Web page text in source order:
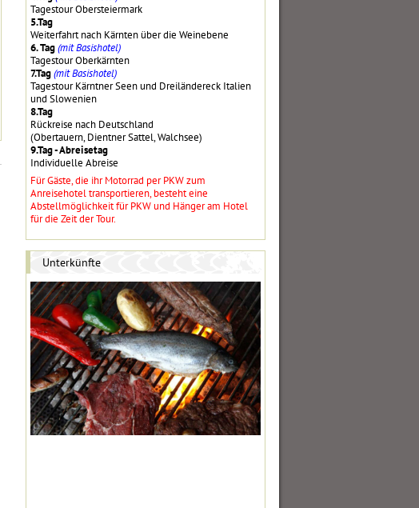
Tagestour Obersteiermark
5.Tag
Weiterfahrt nach Kärnten über die Weinebene
6. Tag(mit Basishotel)
Tagestour Oberkärnten
7.Tag(mit Basishotel)
Tagestour Kärntner Seen und Dreiländereck Italien
und Slowenien
8.Tag
Rückreise nach Deutschland
(Obertauern, Dientner Sattel, Walchsee)
9.Tag - Abreisetag
Individuelle Abreise
Für Gäste, die ihr Motorrad per PKW zum
Anreisehotel transportieren, besteht eine
Abstellmöglichkeit für PKW und Hänger am Hotel
für die Zeit der Tour.
Unterkünfte